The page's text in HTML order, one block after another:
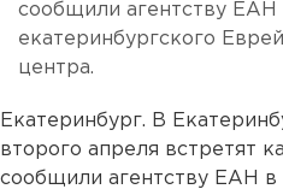
сообщили агентству ЕАН
екатеринбургского
центра.
Екатеринбург. В
второго апреля встретят
сообщили агентству ЕАН в